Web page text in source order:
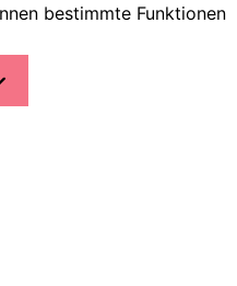
bestimmte Funktionen